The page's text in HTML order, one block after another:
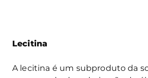
Lecitina
A lecitina é um subproduto da